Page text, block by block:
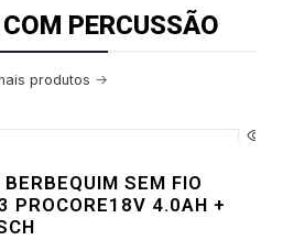
PERCUSSÃO
produtos
SEM FIO
PROCORE18V 4.0AH +